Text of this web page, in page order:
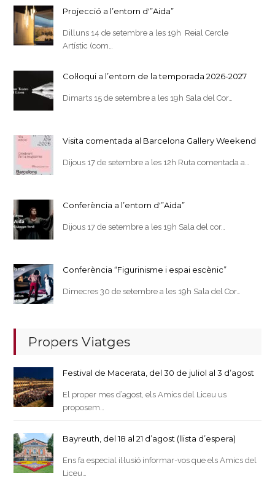
Projecció a l’entorn d'”Aida”
Dilluns 14 de setembre a les 19h Reial Cercle
Artístic (com…
Col·loqui a l’entorn de la temporada 2026-2027
Dimarts 15 de setembre a les 19h Sala del Cor…
Visita comentada al Barcelona Gallery Weekend
Dijous 17 de setembre a les 12h Ruta comentada a…
Conferència a l’entorn d'”Aida”
Dijous 17 de setembre a les 19h Sala del cor…
Conferència “Figurinisme i espai escènic”
Dimecres 30 de setembre a les 19h Sala del Cor…
Propers Viatges
Festival de Macerata, del 30 de juliol al 3 d’agost
El proper mes d’agost, els Amics del Liceu us
proposem…
Bayreuth, del 18 al 21 d’agost (llista d’espera)
Ens fa especial il·lusió informar-vos que els Amics del
Liceu…